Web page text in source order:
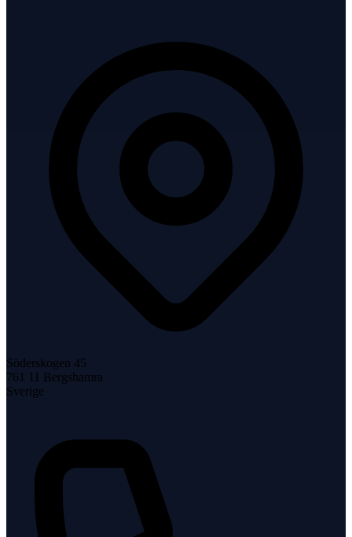
Söderskogen 45
761 11 Bergshamra
Sverige